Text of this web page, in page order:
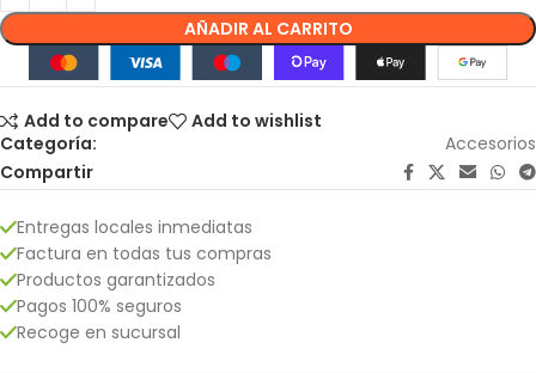
AÑADIR AL CARRITO
Add to compare
Add to wishlist
Categoría:
Accesorios
Compartir
Entregas locales inmediatas
Factura en todas tus compras
Productos garantizados
Pagos 100% seguros
Recoge en sucursal